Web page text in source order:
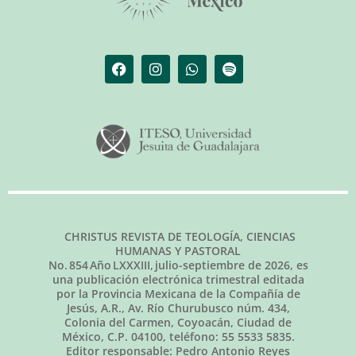
CHRISTUS REVISTA DE TEOLOGÍA, CIENCIAS
HUMANAS Y PASTORAL
No.854Año LXXXIII, julio-septiembre de 2026, es
una publicación electrónica trimestral editada
por la Provincia Mexicana de la Compañía de
Jesús, A.R., Av. Río Churubusco núm. 434,
Colonia del Carmen, Coyoacán, Ciudad de
México, C.P. 04100, teléfono: 55 5533 5835.
Editor responsable: Pedro Antonio Reyes